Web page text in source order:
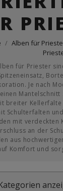
Alben für
für Priester
Je nach
breiter
Schulterfalten
mit
an der
aus
Komfort und